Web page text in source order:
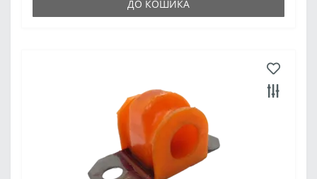
ДО КОШИКА